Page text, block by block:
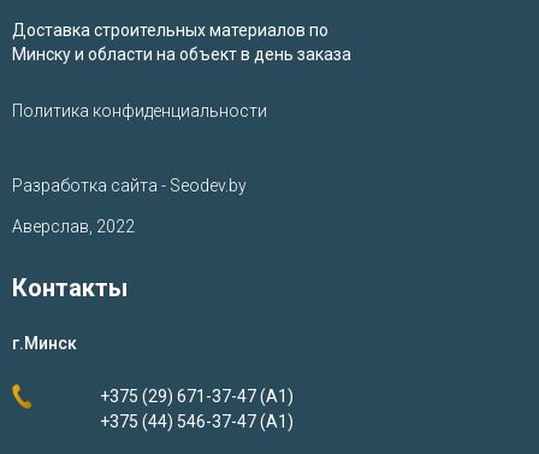
Доставка строительных материалов по
Минску и области на объект в день заказа
Политика конфиденциальности
Разработка сайта - Seodev.by
Аверслав, 2022
Контакты
г.Минск
+375 (29) 671-37-47 (А1)
+375 (44) 546-37-47 (А1)